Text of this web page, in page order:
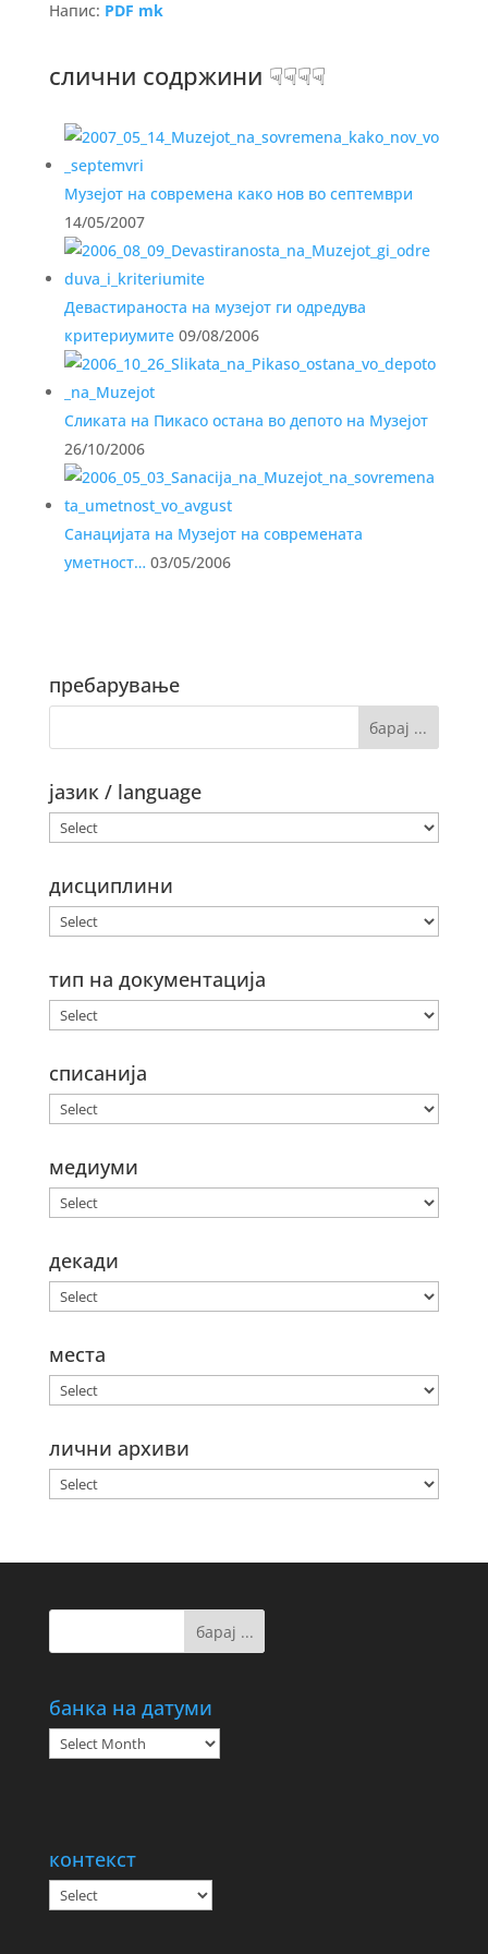
Напис: PDF mk
слични содржини ☟☟☟☟
Музејот на современа како нов во септември
14/05/2007
Девастираноста на музејот ги одредува
критериумите09/08/2006
Сликата на Пикасо остана во депото на Музејот
26/10/2006
Санацијата на Музејот на современата
уметност… 03/05/2006
пребарување
јазик / language
дисциплини
тип на документација
списанија
медиуми
декади
места
лични архиви
банка на датуми
банка
на
контекст